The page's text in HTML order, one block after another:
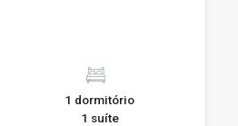
1 dormitório
1 suíte